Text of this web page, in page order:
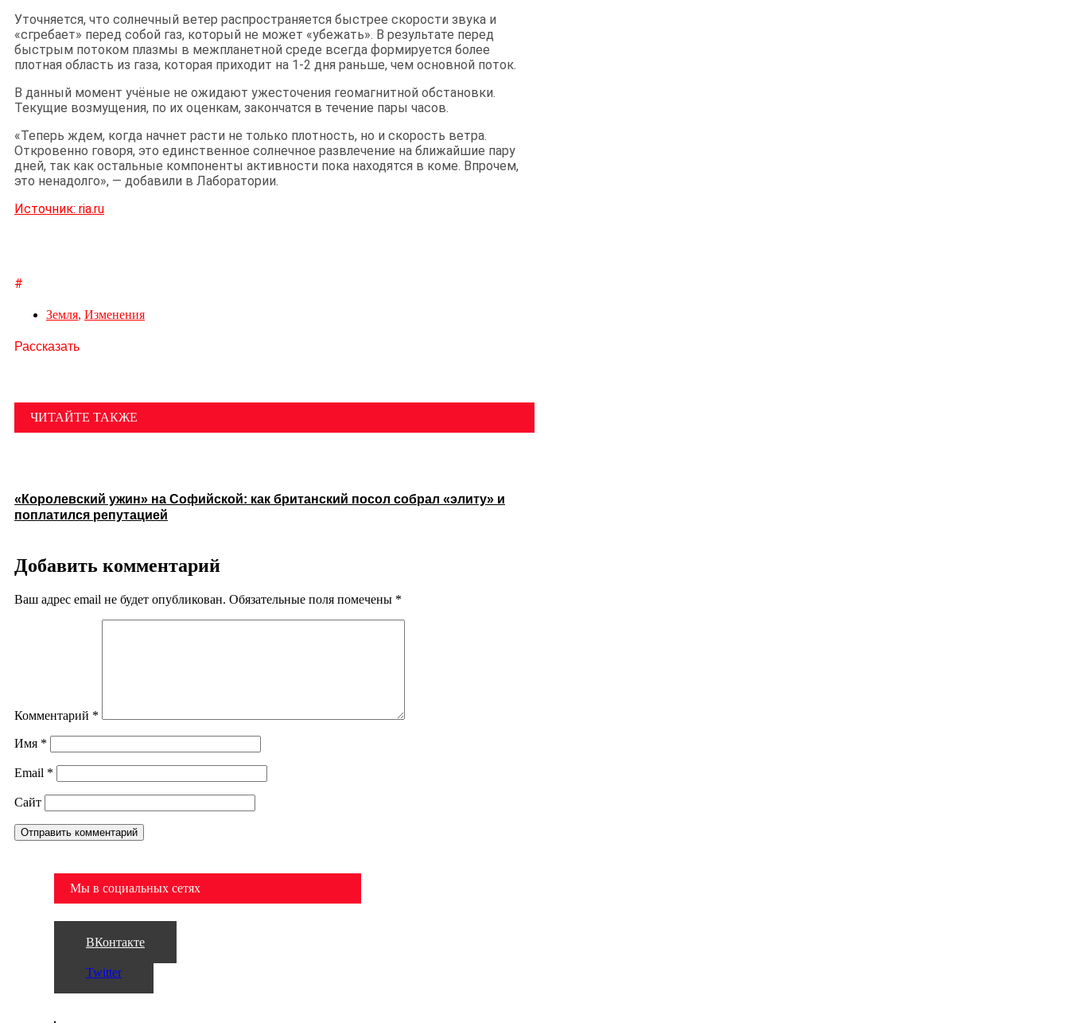
Уточняется, что солнечный ветер распространяется быстрее скорости звука и
«сгребает» перед собой газ, который не может «убежать». В результате перед
быстрым потоком плазмы в межпланетной среде всегда формируется более
плотная область из газа, которая приходит на 1-2 дня раньше, чем основной поток.
В данный момент учёные не ожидают ужесточения геомагнитной обстановки.
Текущие возмущения, по их оценкам, закончатся в течение пары часов.
«Теперь ждем, когда начнет расти не только плотность, но и скорость ветра.
Откровенно говоря, это единственное солнечное развлечение на ближайшие пару
дней, так как остальные компоненты активности пока находятся в коме. Впрочем,
это ненадолго», — добавили в Лаборатории.
Источник: ria.ru
#
Земля, Изменения
Рассказать
ЧИТАЙТЕ ТАКЖЕ
«Королевский ужин» на Софийской: как британский посол собрал «элиту» и
поплатился репутацией
Добавить комментарий
Ваш адрес email не будет опубликован. Обязательные поля помечены *
Комментарий *
Имя *
Email *
Сайт
Мы в социальных сетях
ВКонтакте
Twitter